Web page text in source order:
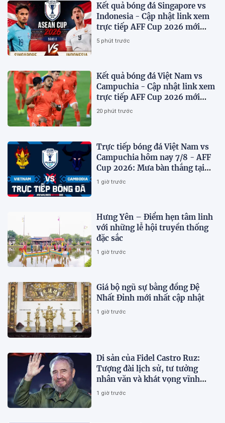
Kết quả bóng đá Singapore vs
Indonesia - Cập nhật link xem
trực tiếp AFF Cup 2026 mới
nhất.
5 phút trước
Kết quả bóng đá Việt Nam vs
Campuchia - Cập nhật link xem
trực tiếp AFF Cup 2026 mới
nhất
20 phút trước
Trực tiếp bóng đá Việt Nam vs
Campuchia hôm nay 7/8 - AFF
Cup 2026: Mưa bàn thắng tại
Mỹ Đình?
1 giờ trước
Hưng Yên – Điểm hẹn tâm linh
với những lễ hội truyền thống
đặc sắc
1 giờ trước
Giá bộ ngũ sự bằng đồng Đệ
Nhất Đỉnh mới nhất cập nhật
1 giờ trước
Di sản của Fidel Castro Ruz:
Tượng đài lịch sử, tư tưởng
nhân văn và khát vọng vĩnh
hằng
1 giờ trước